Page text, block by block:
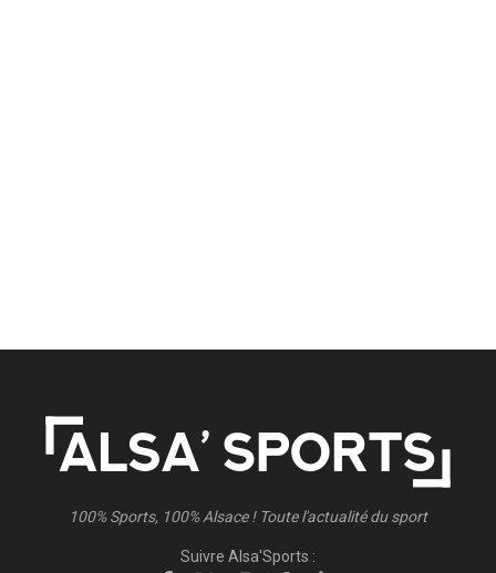
100% Sports, 100% Alsace ! Toute l'actualité du sport
Suivre Alsa'Sports :